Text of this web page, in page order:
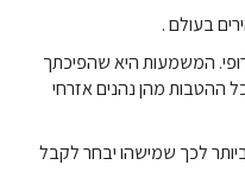
בעולם .
המשמעות היא שהפיכתך
ההטבות מהן נהנים אזרחי
לכך שמישהו יבחר לקבל